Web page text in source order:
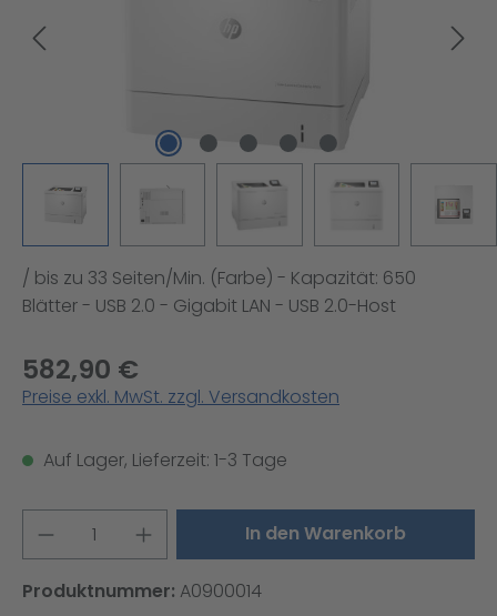
/ bis zu 33 Seiten/Min. (Farbe) - Kapazität: 650
Blätter - USB 2.0 - Gigabit LAN - USB 2.0-Host
582,90 €
Preise exkl. MwSt. zzgl. Versandkosten
Auf Lager, Lieferzeit: 1-3 Tage
Produkt Anzahl: Gib denIn den Warenkorb
Produktnummer: A0900014